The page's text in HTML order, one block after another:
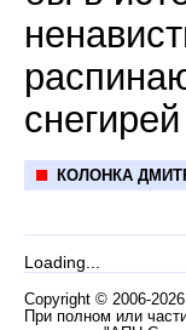
КОЛОНКА
Loading...
Copyright © 2006-
При полном или